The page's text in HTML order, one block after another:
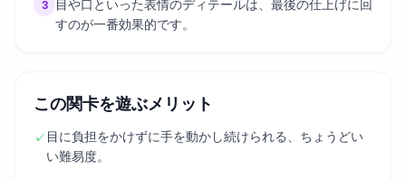
3
目や口といった表情のディテールは、最後の仕上げに回
すのが一番効果的です。
この関卡を遊ぶメリット
✓ 目に負担をかけずに手を動かし続けられる、ちょうどい
い難易度。